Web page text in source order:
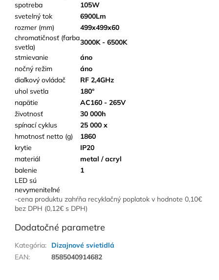
spotreba
105W
svetelný tok
6900Lm
rozmer (mm)
499x499x60
chromatičnosť (farba
svetla)
3000K - 6500K
stmievanie
áno
nočný režim
áno
diaľkový ovládač
RF 2,4GHz
uhol svetla
180°
napätie
AC160 - 265V
životnosť
30 000h
spínací cyklus
25 000 x
hmotnosť netto (g)
1860
krytie
IP20
materiál
metal / acryl
balenie
1
LED sú
nevymeniteľné
-cena produktu zahŕňa recyklačný poplatok v hodnote 0,10€
bez DPH (0,12€ s DPH)
Dodatočné parametre
Kategória:
Dizajnové svietidlá
EAN: 8585040914682